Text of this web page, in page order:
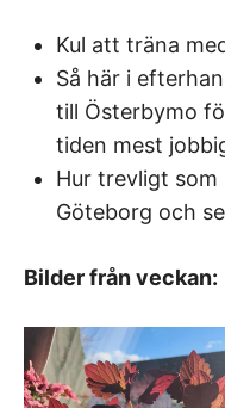
Kul att träna
Så här i
till Österbymo
tiden mest
Hur trevligt
Göteborg och
Bilder från veckan: